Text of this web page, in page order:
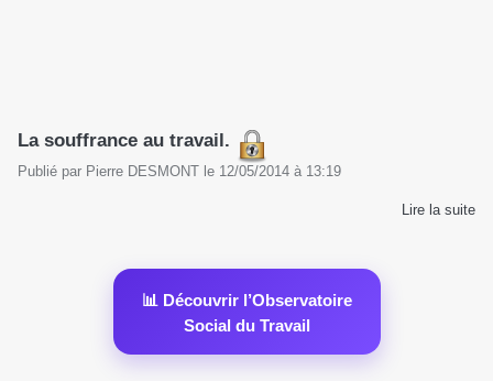
La souffrance au travail.
Publié par Pierre DESMONT le 12/05/2014 à 13:19
Lire la suite
📊 Découvrir l’Observatoire
Social du Travail